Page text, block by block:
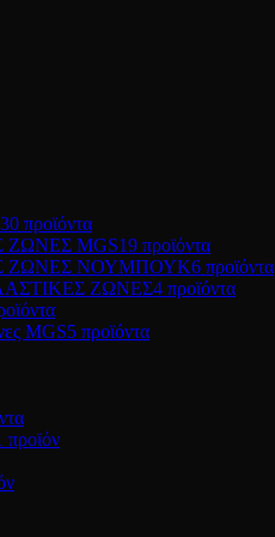
30 προϊόντα
ΖΩΝΕΣ MGS19 προϊόντα
ΖΩΝΕΣ ΝΟΥΜΠΟΥΚ6 προϊόντα
ΖΩΝΕΣ4 προϊόντα
MGS5 προϊόντα
προϊόν